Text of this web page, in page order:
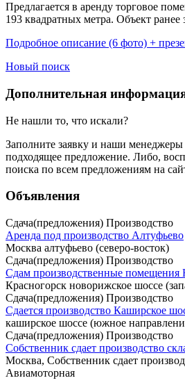
Предлагается в аренду торговое
193 квадратных метра. Объект
Подробное описание (6 фото) +
Новый поиск
Дополнительная
Не нашли то, что искали?
Заполните заявку и наши менеджеры
подходящее предложение. Либо,
поиска по всем предложениям на
Объявления
Сдача(предложения) Производство
Аренда под производство Алтуфьево
Москва алтуфьево (северо-восток)
Сдача(предложения) Производство
Сдам производственные помещения
Красногорск новорижское шоссе
Сдача(предложения) Производство
Сдается производство Каширское
каширское шоссе (южное
Сдача(предложения) Производство
Собственник сдает производство
Москва, Собственник сдает
Авиамоторная